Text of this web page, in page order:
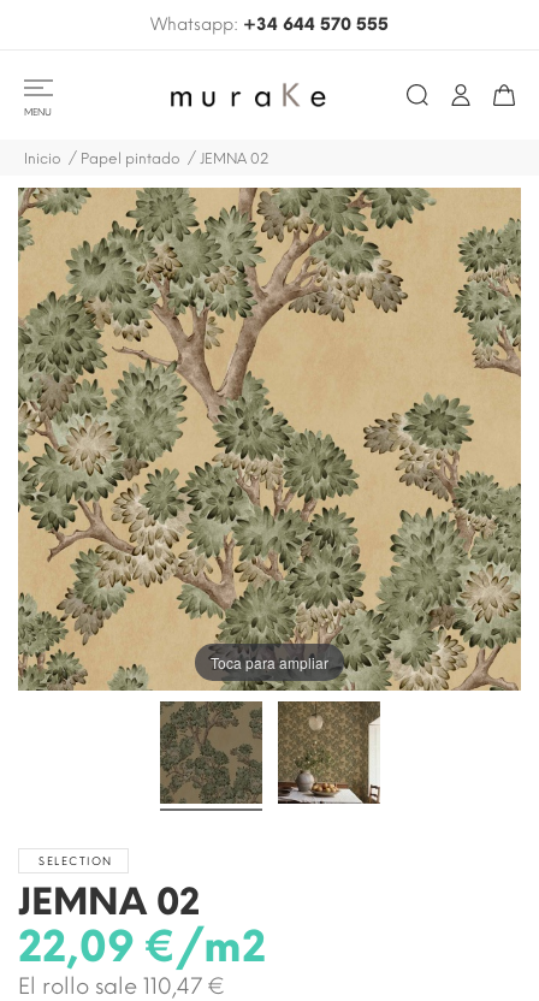
Whatsapp: +34 644 570 555
MENU
Inicio Papel pintado JEMNA 02
Toca para ampliar
SELECTION
JEMNA 02
22,09 €/m2
El rollo sale 110,47 €